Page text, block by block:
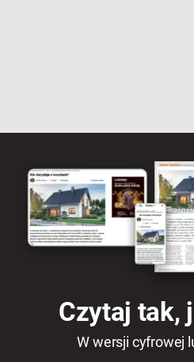
Czytaj tak,
W wersji cyfrowej